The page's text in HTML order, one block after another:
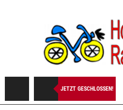
JETZT GESCHLOSSEN!